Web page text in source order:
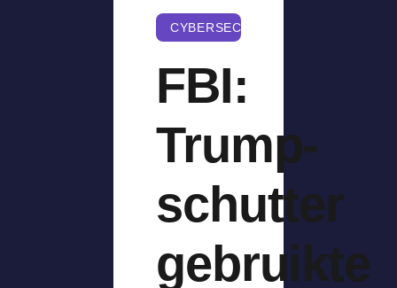
CYBERSECURITY
FBI:
Trump-
schutter
gebruikte